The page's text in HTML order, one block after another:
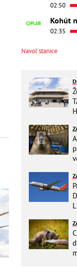
02:50
Kohút
02:35
Navoľ stanice